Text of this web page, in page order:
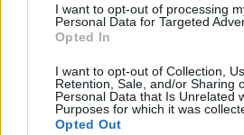
I want to opt-out of processing
Personal Data for Targeted
Opted In
I want to opt-out of Collection,
Retention, Sale, and/or Sharing
Personal Data that Is Unrelated
Purposes for which it was
Opted Out
ΑΝΑΚΟΙΝΩΣΗ ΔΙΑΚΟΠΗΣ
ΡΕΥΜΑΤΟΣ
6 Αυγούστου 2026